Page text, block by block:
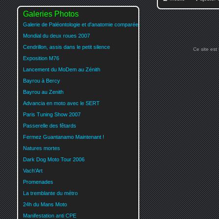
Galeries Photos
Galerie de Paléontologie et d'anatomie comparée
Mondial du deux roues 2007
Cendrillon, assis dans le petit silence
Exposition M76
Lancement du MoDem au Zénith
Bayrou à Bercy
Bayrou au Zenith
Advancia en moto avec le SERT
Paris Tuning Show 2007
Passerelle des fêtards
Fermez Guantanamo Maintenant !
Natures mortes
Dark Dog Moto Tour 2006
Vach'Art
Promenades
La tremblante du métro
24h du Mans Moto
Manifestation anti CPE
Ce site est